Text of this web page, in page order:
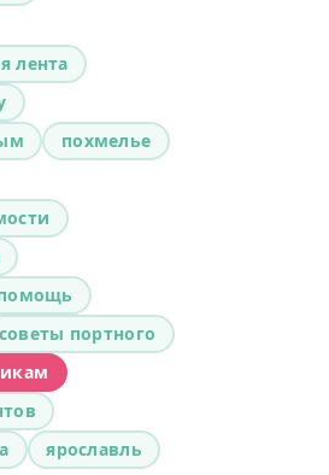
лента
похмелье
помощь
советы портного
ярославль